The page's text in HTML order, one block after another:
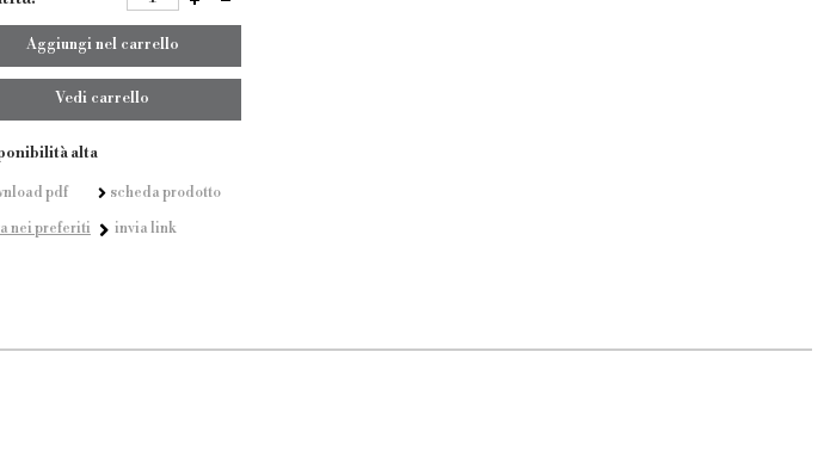
Aggiungi nel carrello
Vedi carrello
alta
scheda prodotto
pdf
nei preferiti invia link